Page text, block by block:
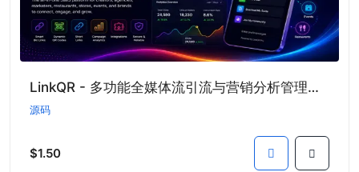
LinkQR - 多功能全媒体流引流与营销分析管理系统
源码
$1.50